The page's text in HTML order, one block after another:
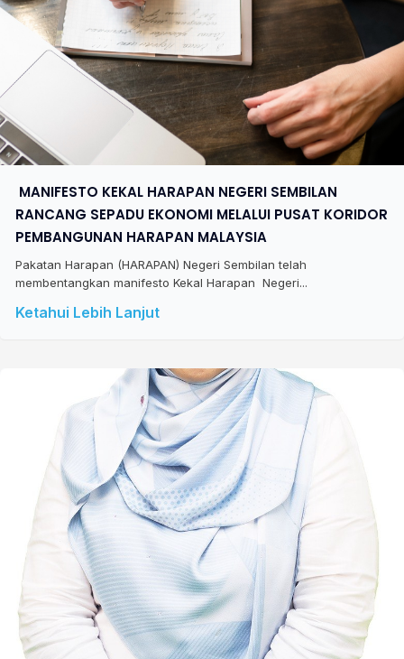
​ MANIFESTO KEKAL HARAPAN NEGERI SEMBILAN
RANCANG SEPADU EKONOMI MELALUI PUSAT KORIDOR
PEMBANGUNAN HARAPAN MALAYSIA
Pakatan Harapan (HARAPAN) Negeri Sembilan telah
membentangkan manifesto Kekal Harapan Negeri...
Ketahui Lebih Lanjut